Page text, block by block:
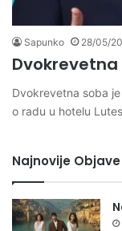
Sapunko 28/05/
Dvokrevetna
Dvokrevetna soba
o radu u hotelu
Najnovije Objave